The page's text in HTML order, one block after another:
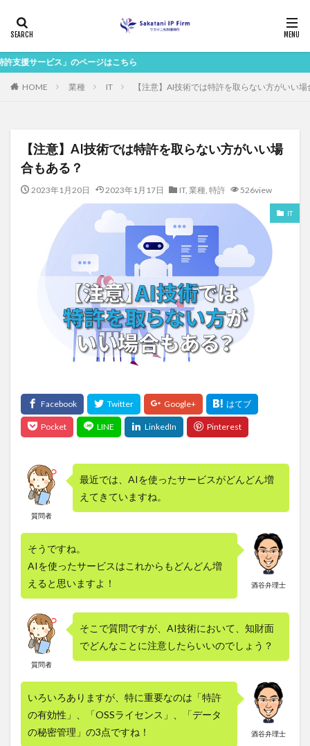
」のページはこちら
HOME 業種 IT 【注意】AI技術では特許を取らない方がいい
【注意】AI技術では特許を取らない方がいい場
合もある？
2023年1月20日 2023年1月17日 IT, 業種, 特許 526view
IT
質問者
最近では、AIを使ったサービスがどんどん増
えてきていますね。
酒谷弁理士
そうですね。
AIを使ったサービスはこれからもどんどん増
えると思いますよ！
質問者
そこで質問ですが、AI技術において、知財面
でどんなことに注意したらいいのでしょう？
酒谷弁理士
いろいろありますが、特に重要なのは「特許
の有効性」、「OSSライセンス」、「データ
の秘密管理」の3点ですね！